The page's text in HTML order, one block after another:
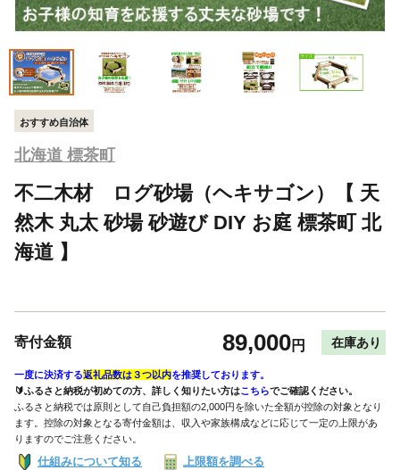
おすすめ自治体
北海道 標茶町
不二木材 ログ砂場（ヘキサゴン）【 天
然木 丸太 砂場 砂遊び DIY お庭 標茶町 北
海道 】
寄付金額 89,000円 在庫あり
一度に決済する返礼品数は３つ以内を推奨しております。
🔰ふるさと納税が初めての方、詳しく知りたい方はこちらでご確認ください。
ふるさと納税では原則として自己負担額の2,000円を除いた全額が控除の対象となり
ます。控除の対象となる寄付金額は、収入や家族構成などに応じて一定の上限があ
りますのでご注意ください。
仕組みについて知る 上限額を調べる